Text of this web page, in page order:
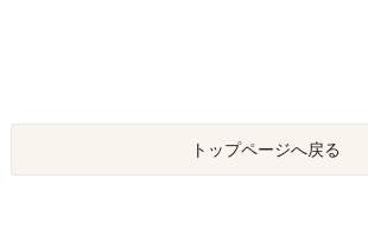
トップページへ戻る